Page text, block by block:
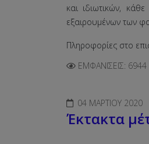
και ιδιωτικών,
εξαιρουμένων των
Πληροφορίες στο
ΕΜΦΑΝΊΣΕΙΣ: 6944
04 ΜΑΡΤΊΟΥ 2020
Έκτακτα